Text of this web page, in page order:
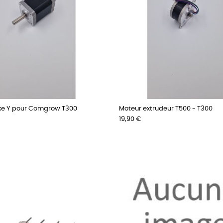
Y pour Comgrow T300
Moteur extrudeur T500 - T300
Prix
19,90 €